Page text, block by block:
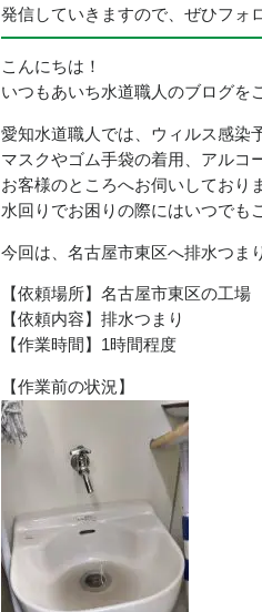
発信していきますので、ぜひフォ
こんにちは！
いつもあいち水道職人のブログを
愛知水道職人では、ウィルス感染
マスクやゴム手袋の着用、アルコ
お客様のところへお伺いしており
水回りでお困りの際にはいつでも
今回は、名古屋市東区へ排水つま
【依頼場所】名古屋市東区の工場
【依頼内容】排水つまり
【作業時間】1時間程度
【作業前の状況】